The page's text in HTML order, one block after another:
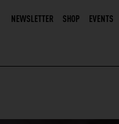
NEWSLETTER SHOP EVENTS